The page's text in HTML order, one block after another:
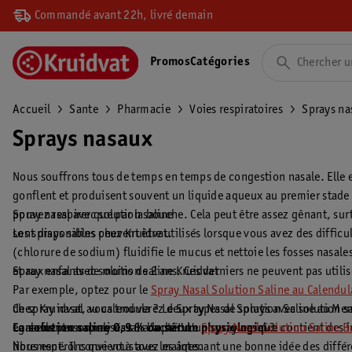
Commandé avant 22h, livré demain
PromosCatégories
Accueil Sante Pharmacie Voies respiratoires Sprays
Sprays nasaux
Nous souffrons tous de temps en temps de congestion nasale.
gonflent et produisent souvent un liquide aqueux au premier
pouvez respirer que par la bouche. Cela peut être assez gênant,
sont disponibles chez Kruidvat.
Spray nasal avec solution saline
Les sprays salins peuvent être utilisés lorsque vous avez des
(chlorure de sodium) fluidifie le mucus et nettoie les fosses
et aux enfants de moins de 2 ans. Ces derniers ne peuvent pas
Chez Kruidvat, vous trouverez deux types de sprays avec solution
La solution saline 0,9 % ou sérum physiologiquecontient des
librement. Il convient à tous les âges.
Spray nasal avec solution saline Kruidvat
Par exemple, optez pour le Spray Nasal Solution Saline au
de spray nasal au calendula ? Le Spray Nasal Solution Saline au
également un spray nasal adapté ! LeSpray Nasal Solution Saline
Conseils personnalisés sur l’achat d'un spray nasal ?
Nous espérons que vous avez maintenant une bonne idée des